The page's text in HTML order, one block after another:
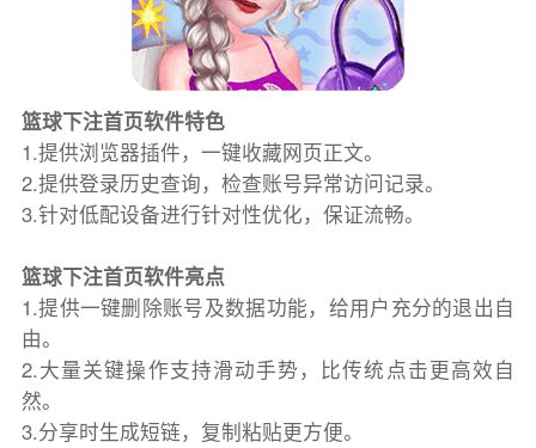
篮球下注首页软件特色
1.提供浏览器插件，一键收藏网页正文。
2.提供登录历史查询，检查账号异常访问记录。
3.针对低配设备进行针对性优化，保证流畅。
篮球下注首页软件亮点
1.提供一键删除账号及数据功能，给用户充分的退出自
由。
2.大量关键操作支持滑动手势，比传统点击更高效自
然。
3.分享时生成短链，复制粘贴更方便。